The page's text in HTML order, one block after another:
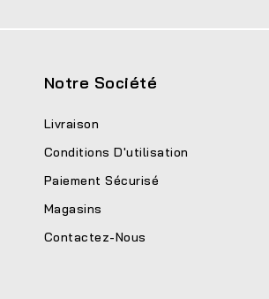
Notre Société
Livraison
Conditions D'utilisation
Paiement Sécurisé
Magasins
Contactez-Nous